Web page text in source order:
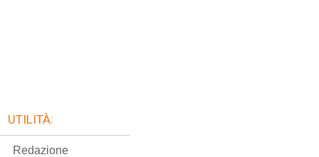
UTILITÀ:
Redazione